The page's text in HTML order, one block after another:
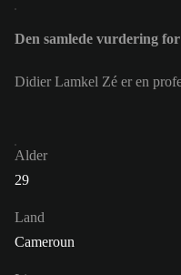
Den samlede vurdering
Didier Lamkel Zé er en
Alder
29
Land
Cameroun